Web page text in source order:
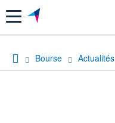
Menu
Bourse Actualités